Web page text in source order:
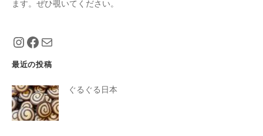
ます。ぜひ覗いてください。
https://www.instagram.com/
https://www.facebook.com/
メール
最近の投稿
ぐるぐる日本